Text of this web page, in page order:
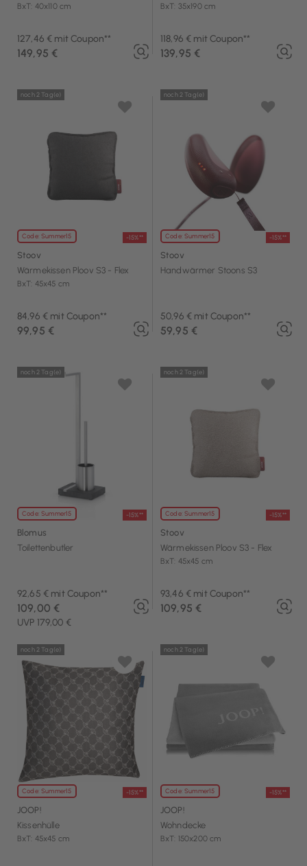
BxT: 40x110 cm
127,46 € mit Coupon**
149,95 €
BxT: 35x190 cm
118,96 € mit Coupon**
139,95 €
Code: Summer15 -15%**
noch 2 Tag(e)
Stoov
Wärmekissen Ploov S3 - Flex
BxT: 45x45 cm
84,96 € mit Coupon**
99,95 €
Code: Summer15 -15%**
noch 2 Tag(e)
Stoov
Handwärmer Stoons S3
50,96 € mit Coupon**
59,95 €
Code: Summer15 -15%**
noch 2 Tag(e)
Blomus
Toilettenbutler
92,65 € mit Coupon**
UVP 179,00 €
109,00 €
Code: Summer15 -15%**
noch 2 Tag(e)
Stoov
Wärmekissen Ploov S3 - Flex
BxT: 45x45 cm
93,46 € mit Coupon**
109,95 €
Code: Summer15 -15%**
noch 2 Tag(e)
JOOP!
Kissenhülle
BxT: 45x45 cm
Code: Summer15 -15%**
noch 2 Tag(e)
JOOP!
Wohndecke
BxT: 150x200 cm